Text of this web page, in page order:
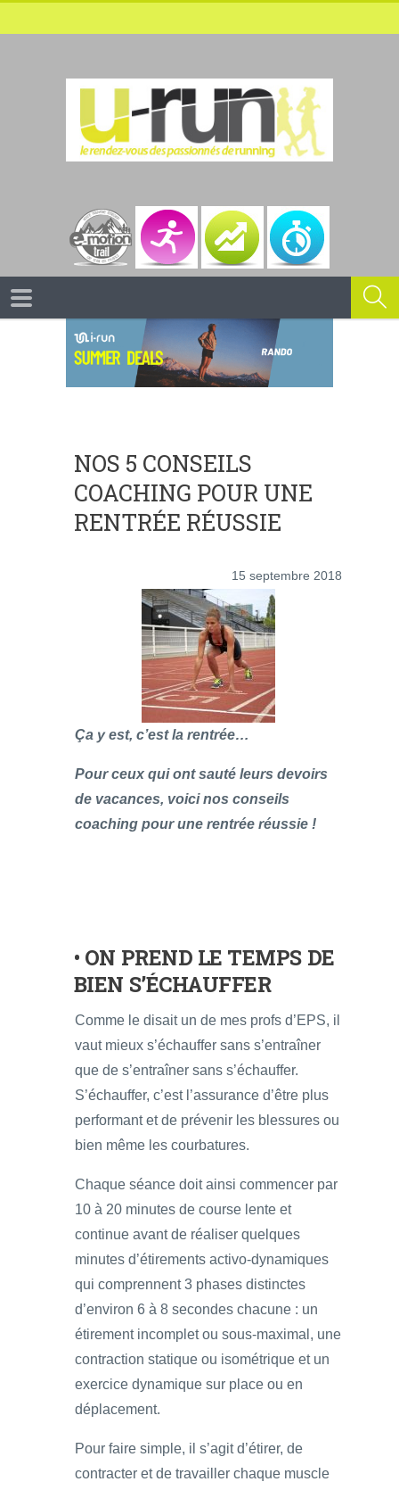
NOS 5 CONSEILS
COACHING POUR UNE
RENTRÉE RÉUSSIE
15 septembre 2018
Ça y est, c’est la rentrée…
Pour ceux qui ont sauté leurs devoirs
de vacances, voici nos conseils
coaching pour une rentrée réussie !
• ON PREND LE TEMPS DE
BIEN S’ÉCHAUFFER
Comme le disait un de mes profs d’EPS, il
vaut mieux s’échauffer sans s’entraîner
que de s’entraîner sans s’échauffer.
S’échauffer, c’est l’assurance d’être plus
performant et de prévenir les blessures ou
bien même les courbatures.
Chaque séance doit ainsi commencer par
10 à 20 minutes de course lente et
continue avant de réaliser quelques
minutes d’étirements activo-dynamiques
qui comprennent 3 phases distinctes
d’environ 6 à 8 secondes chacune : un
étirement incomplet ou sous-maximal, une
contraction statique ou isométrique et un
exercice dynamique sur place ou en
déplacement.
Pour faire simple, il s’agit d’étirer, de
contracter et de travailler chaque muscle